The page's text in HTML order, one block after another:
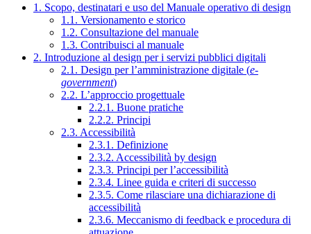
1. Scopo, destinatari e uso del Manuale operativo di design
1.1. Versionamento e storico
1.2. Consultazione del manuale
1.3. Contribuisci al manuale
2. Introduzione al design per i servizi pubblici digitali
2.1. Design per l’amministrazione digitale (e-
government)
2.2. L’approccio progettuale
2.2.1. Buone pratiche
2.2.2. Principi
2.3. Accessibilità
2.3.1. Definizione
2.3.2. Accessibilità by design
2.3.3. Principi per l’accessibilità
2.3.4. Linee guida e criteri di successo
2.3.5. Come rilasciare una dichiarazione di
accessibilità
2.3.6. Meccanismo di feedback e procedura di